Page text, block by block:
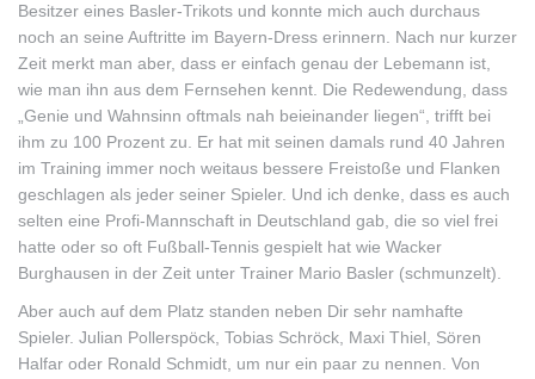
Besitzer eines Basler-Trikots und konnte mich auch durchaus
noch an seine Auftritte im Bayern-Dress erinnern. Nach nur kurzer
Zeit merkt man aber, dass er einfach genau der Lebemann ist,
wie man ihn aus dem Fernsehen kennt. Die Redewendung, dass
„Genie und Wahnsinn oftmals nah beieinander liegen“, trifft bei
ihm zu 100 Prozent zu. Er hat mit seinen damals rund 40 Jahren
im Training immer noch weitaus bessere Freistoße und Flanken
geschlagen als jeder seiner Spieler. Und ich denke, dass es auch
selten eine Profi-Mannschaft in Deutschland gab, die so viel frei
hatte oder so oft Fußball-Tennis gespielt hat wie Wacker
Burghausen in der Zeit unter Trainer Mario Basler (schmunzelt).
Aber auch auf dem Platz standen neben Dir sehr namhafte
Spieler. Julian Pollerspöck, Tobias Schröck, Maxi Thiel, Sören
Halfar oder Ronald Schmidt, um nur ein paar zu nennen. Von